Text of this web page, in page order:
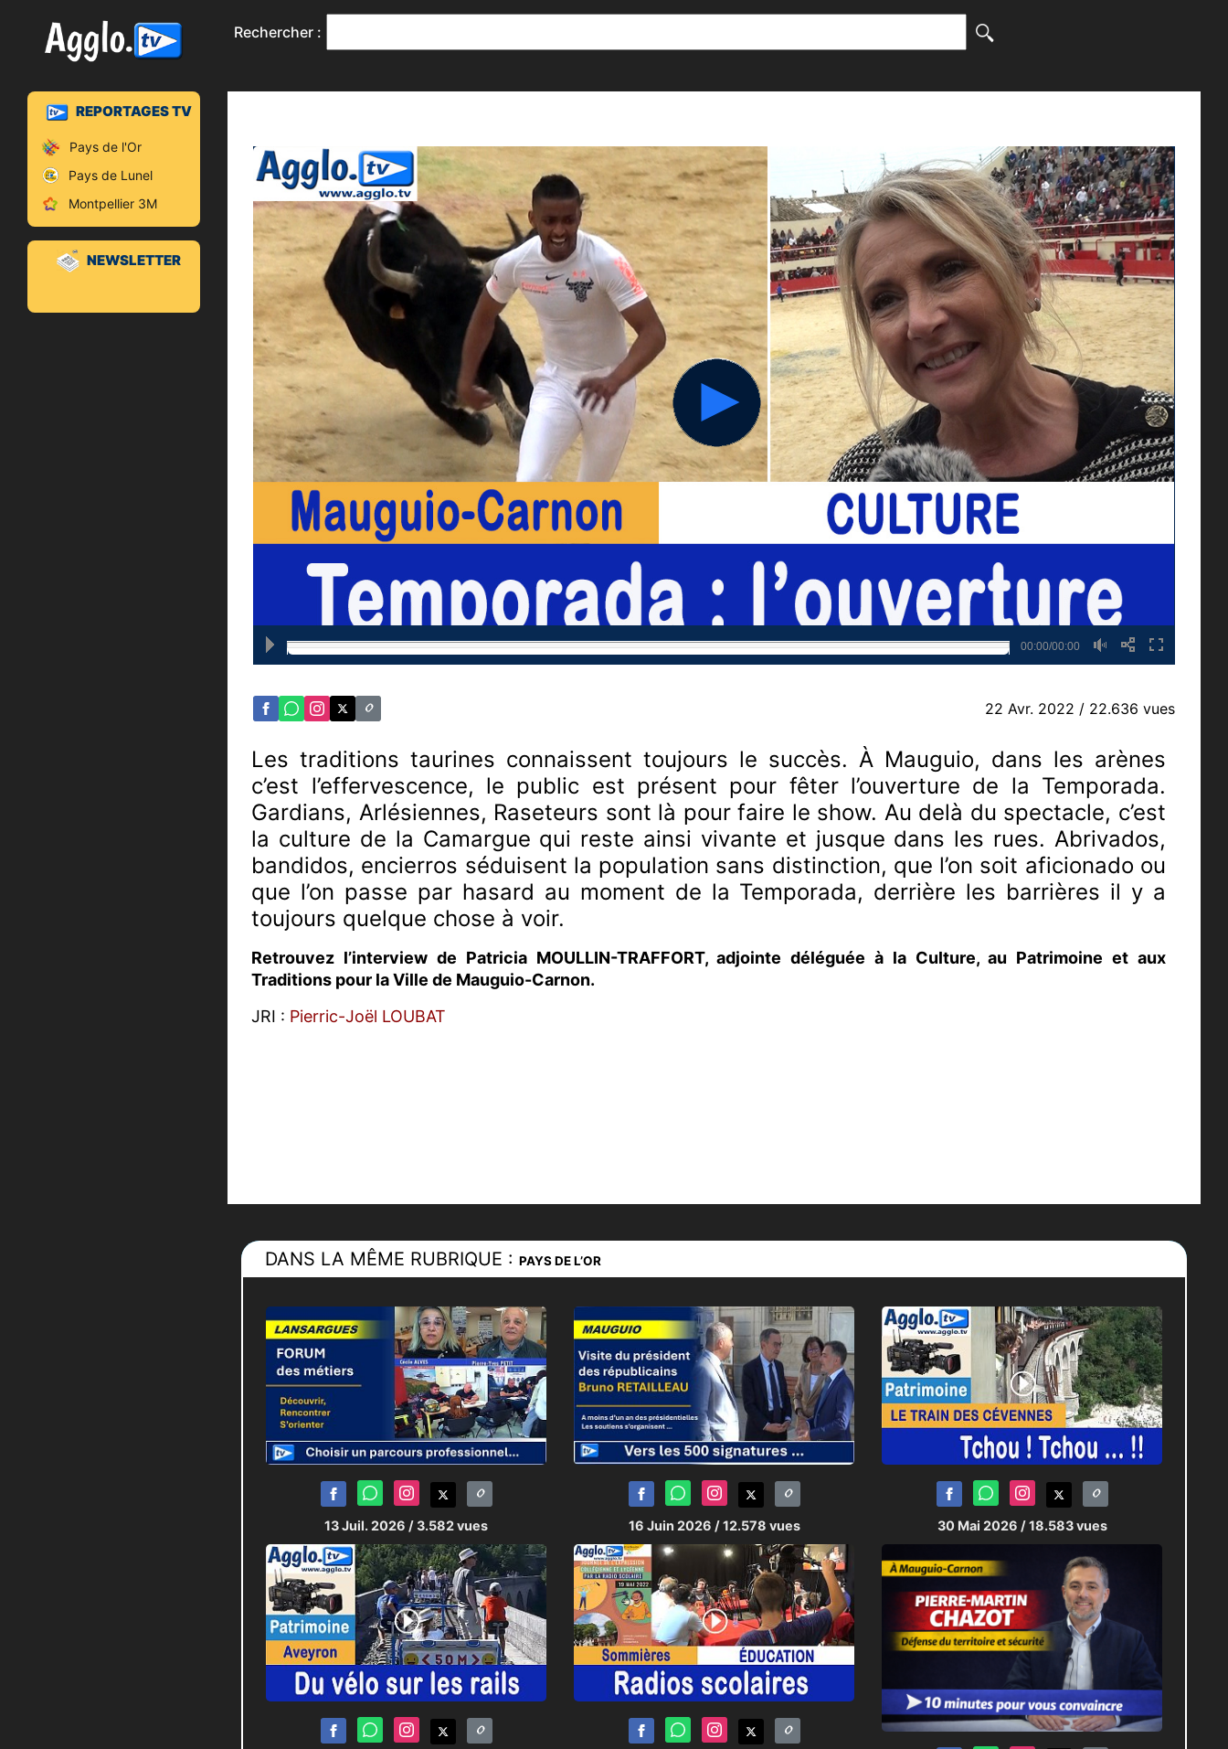
[()]
Rechercher :
REPORTAGES TV
Pays de l'Or
Pays de Lunel
Montpellier 3M
NEWSLETTER
00:00/00:00
22 Avr. 2022 / 22.636 vues
Les traditions taurines connaissent toujours le succès. À Mauguio, dans les arènes
c’est l’effervescence, le public est présent pour fêter l’ouverture de la Temporada.
Gardians, Arlésiennes, Raseteurs sont là pour faire le show. Au delà du spectacle, c’est
la culture de la Camargue qui reste ainsi vivante et jusque dans les rues. Abrivados,
bandidos, encierros séduisent la population sans distinction, que l’on soit aficionado ou
que l’on passe par hasard au moment de la Temporada, derrière les barrières il y a
toujours quelque chose à voir.
Retrouvez l’interview de Patricia MOULLIN-TRAFFORT, adjointe déléguée à la Culture, au Patrimoine et aux
Traditions pour la Ville de Mauguio-Carnon.
JRI : Pierric-Joël LOUBAT
DANS LA MÊME RUBRIQUE :PAYS DE L’OR
13 Juil. 2026 / 3.582 vues 16 Juin 2026 / 12.578 vues 30 Mai 2026 / 18.583 vues